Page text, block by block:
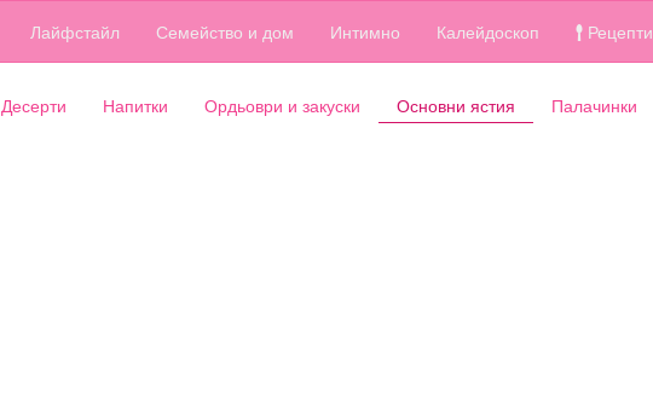
Лайфстайл Семейство и дом Интимно Калейдоскоп Рецепти
Десерти Напитки Ордьоври и закуски Основни ястия Палачинки